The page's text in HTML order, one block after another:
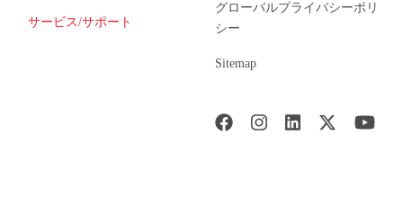
サービス/サポート
グローバルプライバシーポリ
シー
Sitemap